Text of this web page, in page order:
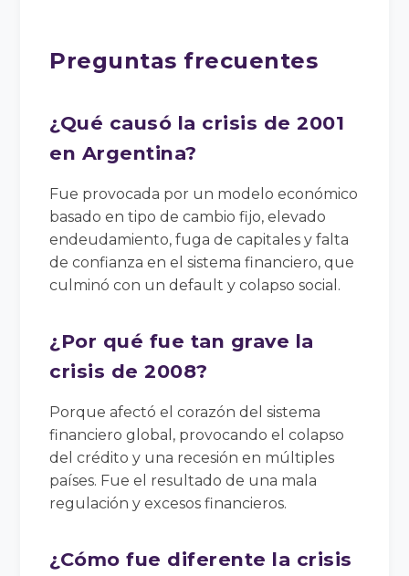
Preguntas frecuentes
¿Qué causó la crisis de 2001
en Argentina?
Fue provocada por un modelo económico
basado en tipo de cambio fijo, elevado
endeudamiento, fuga de capitales y falta
de confianza en el sistema financiero, que
culminó con un default y colapso social.
¿Por qué fue tan grave la
crisis de 2008?
Porque afectó el corazón del sistema
financiero global, provocando el colapso
del crédito y una recesión en múltiples
países. Fue el resultado de una mala
regulación y excesos financieros.
¿Cómo fue diferente la crisis